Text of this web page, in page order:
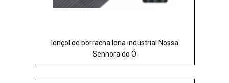
lençol de borracha lona industrial Nossa
Senhora do Ó